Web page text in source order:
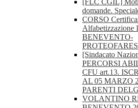
[FLC CGIL]
domande.
CORSO
Alfabetizzazione
BENEVENTO-
[Sindacato
PERCORSI
CFU art.13.
AL 05 MARZO
PARENTI
VOLANTINO